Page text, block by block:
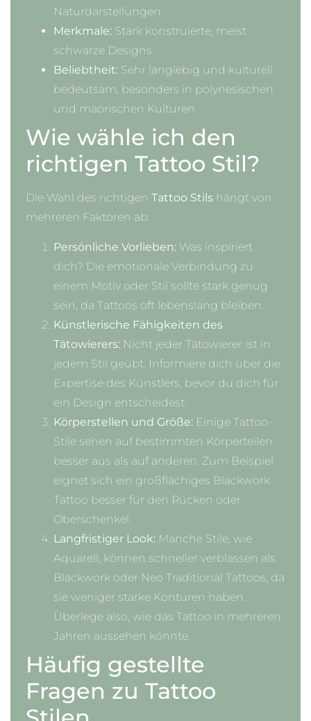
Naturdarstellungen
Merkmale: Stark konstruierte, meist
schwarze Designs
Beliebtheit: Sehr langlebig und kulturell
bedeutsam, besonders in polynesischen
und maorischen Kulturen
Wie wähle ich den
richtigen Tattoo Stil?
Die Wahl des richtigenTattoo Stils hängt von
mehreren Faktoren ab:
Persönliche Vorlieben: Was inspiriert
dich? Die emotionale Verbindung zu
einem Motiv oder Stil sollte stark genug
sein, da Tattoos oft lebenslang bleiben.
Künstlerische Fähigkeiten des
Tätowierers: Nicht jeder Tätowierer ist in
jedem Stil geübt. Informiere dich über die
Expertise des Künstlers, bevor du dich für
ein Design entscheidest.
Körperstellen und Größe: Einige Tattoo-
Stile sehen auf bestimmten Körperteilen
besser aus als auf anderen. Zum Beispiel
eignet sich ein großflächiges Blackwork
Tattoo besser für den Rücken oder
Oberschenkel.
Langfristiger Look: Manche Stile, wie
Aquarell, können schneller verblassen als
Blackwork oder Neo Traditional Tattoos, da
sie weniger starke Konturen haben.
Überlege also, wie das Tattoo in mehreren
Jahren aussehen könnte.
Häufig gestellte
Fragen zu Tattoo